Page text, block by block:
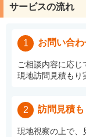
サービスの流れ
1 お問い合
ご相談内容に応じ
現地訪問見積もり
2 訪問見積
現地視察の上で、